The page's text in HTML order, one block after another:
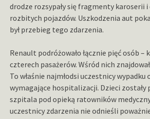
drodze rozsypały się fragmenty karoserii
rozbitych pojazdów. Uszkodzenia aut
był przebieg tego zdarzenia.
Renault podróżowało łącznie pięć osób –
czterech pasażerów. Wśród nich
To właśnie najmłodsi uczestnicy
wymagające hospitalizacji. Dzieci zostały
szpitala pod opieką ratowników
uczestnicy zdarzenia nie odnieśli